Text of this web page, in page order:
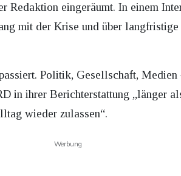
Redaktion eingeräumt. In einem
mit der Krise und über
Politik, Gesellschaft,
in ihrer Berichterstattung „länger
wieder zulassen“.
Werbung